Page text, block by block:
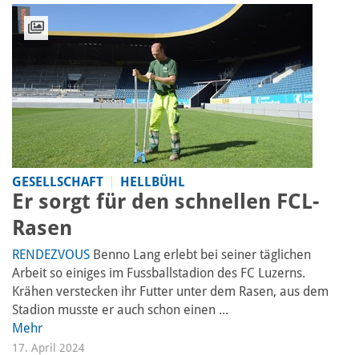
GESELLSCHAFT HELLBÜHL
Er sorgt für den schnellen FCL-
Rasen
RENDEZVOUS Benno Lang erlebt bei seiner täglichen
Arbeit so einiges im Fussballstadion des FC Luzerns.
Krähen verstecken ihr Futter unter dem Rasen, aus dem
Stadion musste er auch schon einen ...
Mehr
17. April 2024